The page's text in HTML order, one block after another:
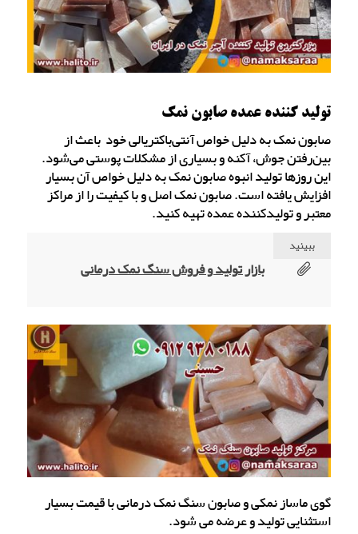
تولید کننده عمده صابون نمک
صابون نمک به دلیل خواص آنتی‌باکتریالی خود باعث از
بین‌رفتن جوش، آکنه و بسیاری از مشکلات پوستی می‌شود.
این روزها تولید انبوه صابون نمک به دلیل خواص آن بسیار
افزایش یافته است. صابون نمک اصل و با کیفیت را از مراکز
معتبر و تولیدکننده عمده تهیه کنید.
ببینید
بازار تولید و فروش سنگ نمک درمانی
گوی ماساز نمکی و صابون سنگ نمک درمانی با قیمت بسیار
استثنایی تولید و عرضه می شود.